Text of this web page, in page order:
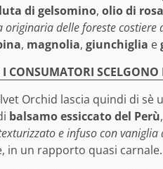
di gelsomino, olio di
originaria delle foreste costiere
, magnolia, giunchiglia e
CONSUMATORI
Orchid lascia quindi di
balsamo essiccato del Perù,
e infuso con vaniglia
in un rapporto quasi carnale.